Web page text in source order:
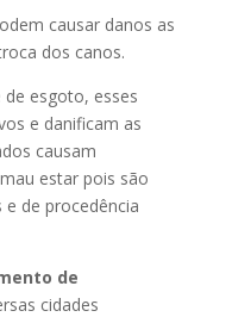
causar danos as
dos canos.
esgoto, esses
e danificam as
causam
estar pois são
de procedência
de
cidades